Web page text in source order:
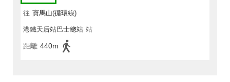
往 寶馬山(循環線)
港鐵天后站巴士總站 站
距離 440m